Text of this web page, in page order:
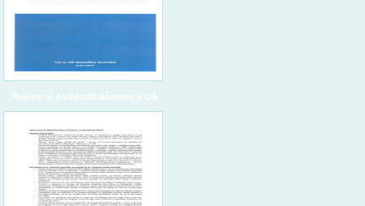
Pravice in dolžnosti učencev v OŠ